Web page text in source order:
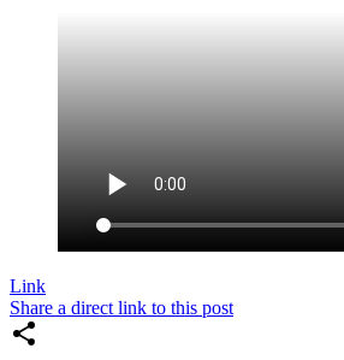
Link
Share a direct link to this post